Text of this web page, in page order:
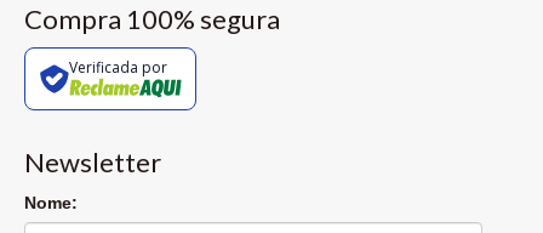
Compra 100% segura
Verificada por
Newsletter
Nome: